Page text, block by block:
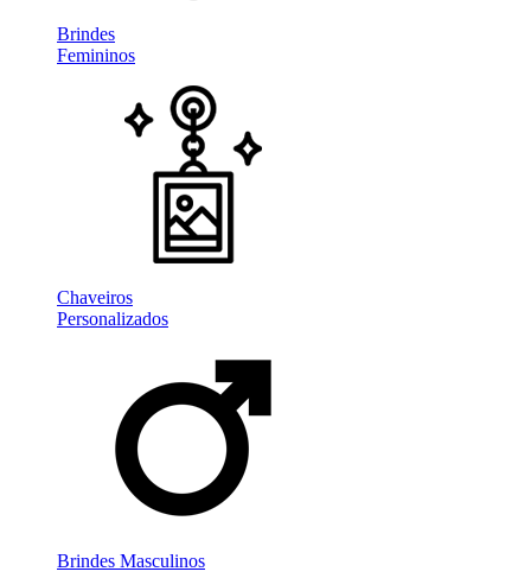
Brindes
Femininos
Chaveiros
Personalizados
Brindes Masculinos